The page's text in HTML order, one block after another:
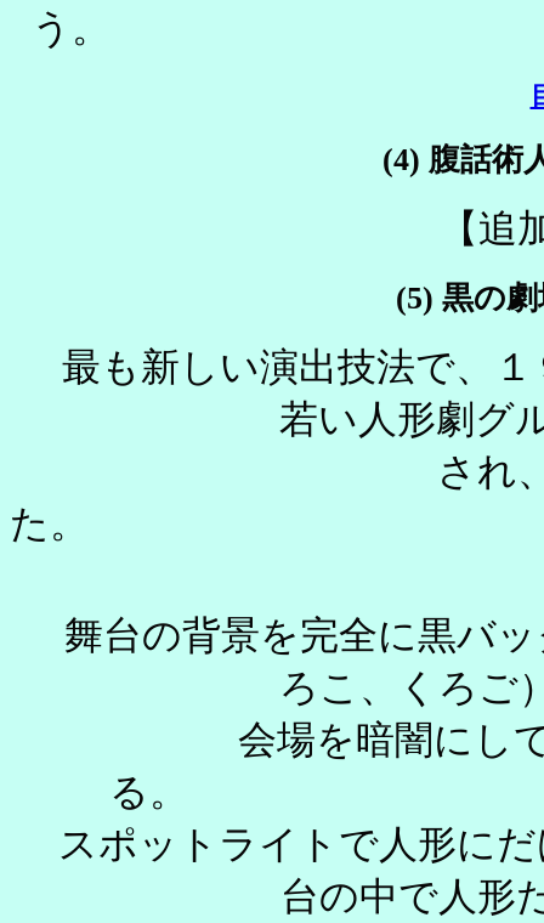
(4) 腹話術
【追
(5) 黒の
最も新しい演出技法で、
若い人形劇
され
舞台の背景を完全に黒バ
ろこ、くろ
会場を暗闇にし
スポットライトで人形に
台の中で